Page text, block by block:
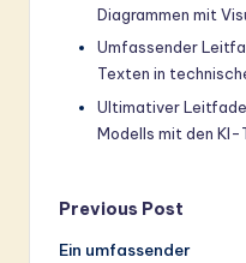
Diagrammen mit
Umfassender
Texten in
Ultimativer
Modells mit den KI-
Post
Previous Post
Ein umfassender